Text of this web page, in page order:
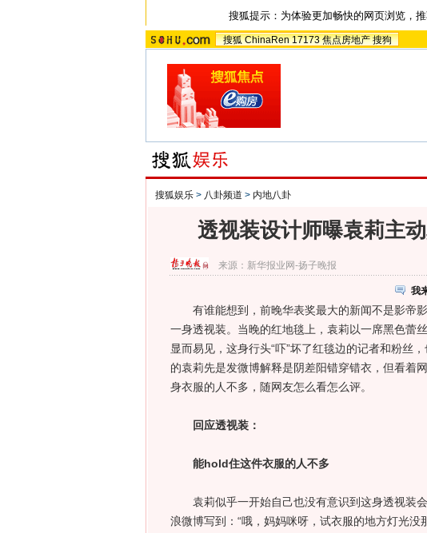
搜狐提示：为体验更加畅快的网页浏览，
搜狐 ChinaRen 17173 焦点房地产 搜狗
搜狐娱乐 > 八卦频道 > 内地八卦
透视装设计师曝袁莉主
来源： 新华报业网-扬子晚报
我
有谁能想到，前晚华表奖最大的新闻不是影帝影
一身透视装。当晚的红地毯上，袁莉以一席黑色蕾
显而易见，这身行头“吓”坏了红毯边的记者和粉丝
的袁莉先是发微博解释是阴差阳错穿错衣，但看着
身衣服的人不多，随网友怎么看怎么评。
回应透视装：
能hold住这件衣服的人不多
袁莉似乎一开始自己也没有意识到这身透视装
浪微博写到：“哦，妈妈咪呀，试衣服的地方灯光